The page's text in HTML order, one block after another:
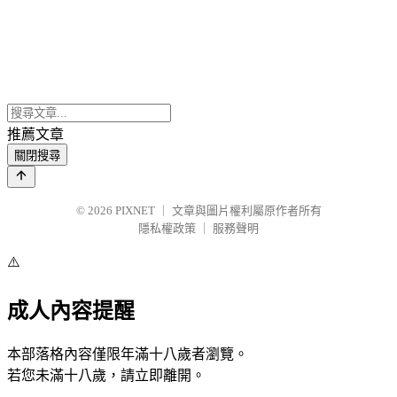
推薦文章
關閉搜尋
© 2026 PIXNET
文章與圖片權利屬原作者所有
隱私權政策
服務聲明
⚠️
成人內容提醒
本部落格內容僅限年滿十八歲者瀏覽。
若您未滿十八歲，請立即離開。